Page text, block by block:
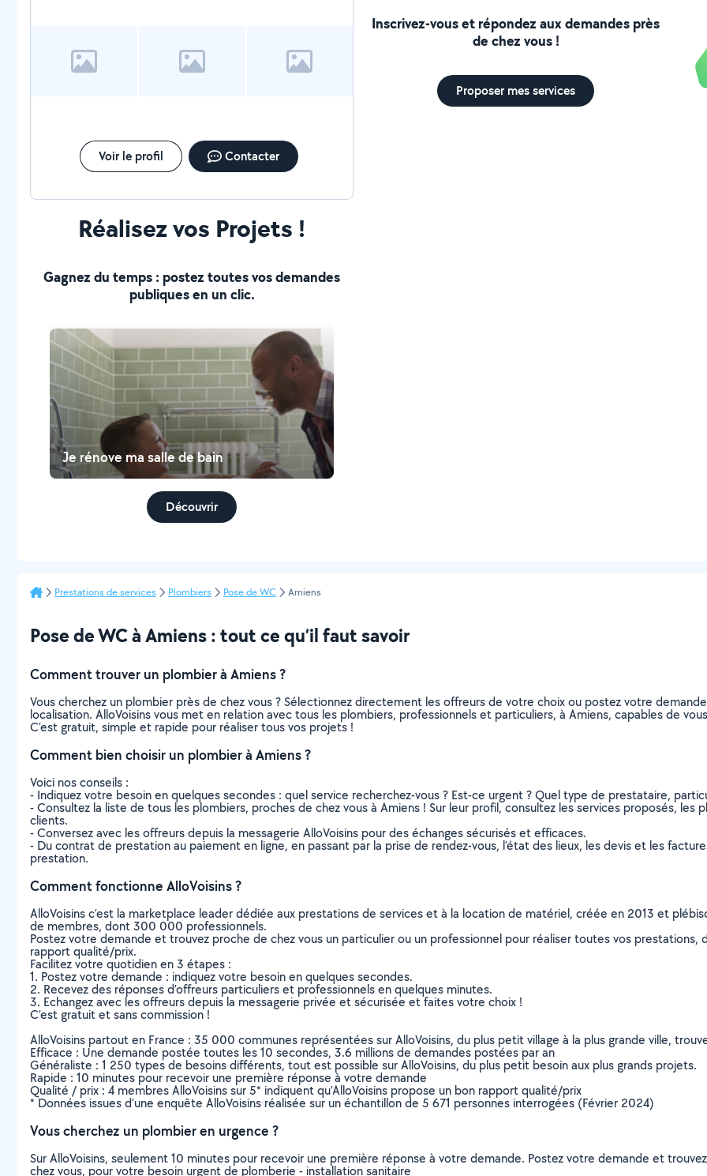
Voir le profil Contacter
Inscrivez-vous et répondez aux demandes près
de chez vous !
Proposer mes services
Réalisez vos Projets !
Gagnez du temps : postez toutes vos demandes
publiques en un clic.
Je rénove ma salle de bain
Découvrir
Prestations de services Plombiers Pose de WC Amiens
Pose de WC à Amiens : tout ce qu’il faut savoir
Comment trouver un plombier à Amiens ?
Vous cherchez un plombier près de chez vous ? Sélectionnez directement les offreurs de votre choix ou postez votre
localisation. AlloVoisins vous met en relation avec tous les plombiers, professionnels et particuliers, à Amiens, capables de
C’est gratuit, simple et rapide pour réaliser tous vos projets !
Comment bien choisir un plombier à Amiens ?
Voici nos conseils :
- Indiquez votre besoin en quelques secondes : quel service recherchez-vous ? Est-ce urgent ? Quel type de prestataire,
- Consultez la liste de tous les plombiers, proches de chez vous à Amiens ! Sur leur profil, consultez les services proposés, les
clients.
- Conversez avec les offreurs depuis la messagerie AlloVoisins pour des échanges sécurisés et efficaces.
- Du contrat de prestation au paiement en ligne, en passant par la prise de rendez-vous, l’état des lieux, les devis et les
prestation.
Comment fonctionne AlloVoisins ?
AlloVoisins c’est la marketplace leader dédiée aux prestations de services et à la location de matériel, créée en 2013 et
de membres, dont 300 000 professionnels.
Postez votre demande et trouvez proche de chez vous un particulier ou un professionnel pour réaliser toutes vos
rapport qualité/prix.
Facilitez votre quotidien en 3 étapes :
1. Postez votre demande : indiquez votre besoin en quelques secondes.
2. Recevez des réponses d’offreurs particuliers et professionnels en quelques minutes.
3. Echangez avec les offreurs depuis la messagerie privée et sécurisée et faites votre choix !
C’est gratuit et sans commission !
AlloVoisins partout en France : 35 000 communes représentées sur AlloVoisins, du plus petit village à la plus grande ville,
Efficace : Une demande postée toutes les 10 secondes, 3.6 millions de demandes postées par an
Généraliste : 1 250 types de besoins différents, tout est possible sur AlloVoisins, du plus petit besoin aux plus grands projets.
Rapide : 10 minutes pour recevoir une première réponse à votre demande
Qualité / prix : 4 membres AlloVoisins sur 5* indiquent qu’AlloVoisins propose un bon rapport qualité/prix
* Données issues d’une enquête AlloVoisins réalisée sur un échantillon de 5 671 personnes interrogées (Février 2024)
Vous cherchez un plombier en urgence ?
Sur AlloVoisins, seulement 10 minutes pour recevoir une première réponse à votre demande. Postez votre demande et
chez vous, pour votre besoin urgent de plomberie - installation sanitaire